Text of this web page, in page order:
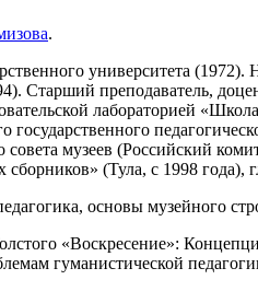
.
университета
Старший преподаватель,
лабораторией
музеев (Российский
(Тула, с 1998 года),
основы музейного
«Воскресение»:
гуманистической